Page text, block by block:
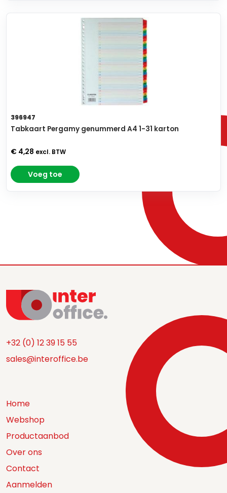
396947
Tabkaart Pergamy genummerd A4 1-31 karton
€ 4,28 excl. BTW
Voeg toe
+32 (0) 12 39 15 55
sales@interoffice.be
Home
Webshop
Productaanbod
Over ons
Contact
Aanmelden